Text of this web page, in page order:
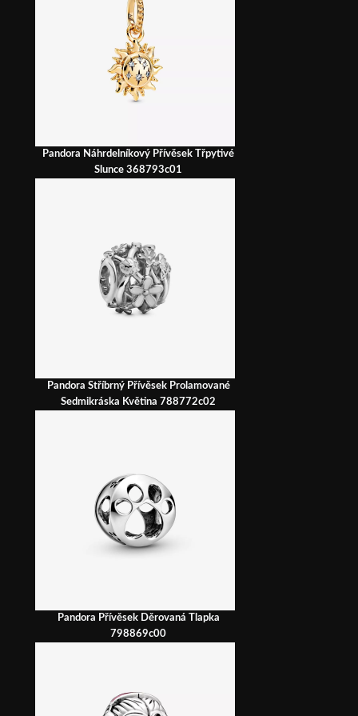
Pandora Náhrdelníkový Přívěsek Třpytivé
Slunce 368793c01
Pandora Stříbrný Přívěsek Prolamované
Sedmikráska Květina 788772c02
Pandora Přívěsek Děrovaná Tlapka
798869c00